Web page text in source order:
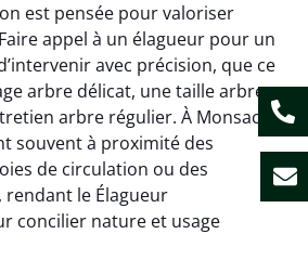
est pensée pour valoriser
appel à un élagueur pour un
avec précision, que ce
arbre délicat, une taille arbre
arbre régulier. À Monsac,
souvent à proximité des
de circulation ou des
rendant le Élagueur
concilier nature et usage